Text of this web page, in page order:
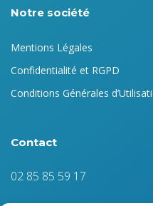
Notre société
Mentions Légales
Confidentialité et RGPD
Conditions Générales
Contact
02 85 85 59 17